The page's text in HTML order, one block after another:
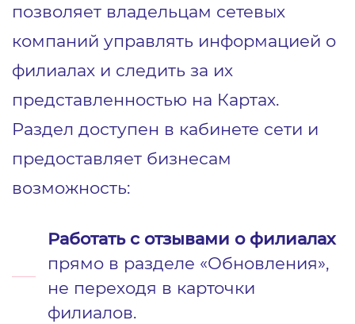
позволяет владельцам сетевых
компаний управлять информацией о
филиалах и следить за их
представленностью на Картах.
Раздел доступен в кабинете сети и
предоставляет бизнесам
возможность:
Работать с отзывами о филиалах
прямо в разделе «Обновления»,
не переходя в карточки
филиалов.